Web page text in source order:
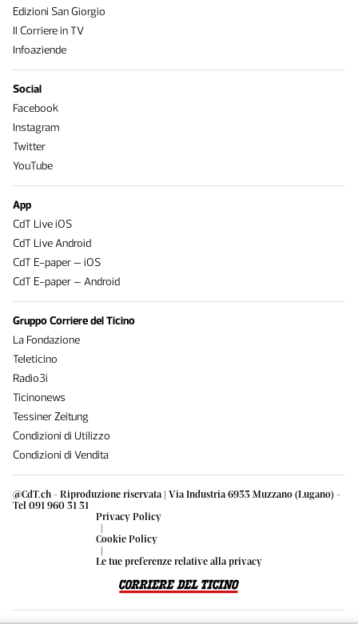
@CdT.ch - Riproduzione riservata | Via Industria 6933 Muzzano (Lugano) -
Tel 091 960 31 31
Privacy Policy
|
Cookie Policy
|
Le tue preferenze relative alla privacy
Edizioni San Giorgio
Il Corriere in TV
Infoaziende
Social
Facebook
Instagram
Twitter
YouTube
App
CdT Live iOS
CdT Live Android
CdT E-paper – iOS
CdT E-paper – Android
Gruppo Corriere del Ticino
La Fondazione
Teleticino
Radio3i
Ticinonews
Tessiner Zeitung
Condizioni di Utilizzo
Condizioni di Vendita